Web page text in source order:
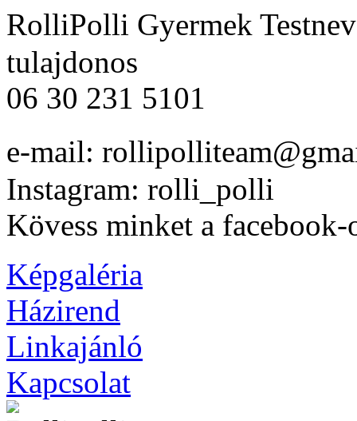
RolliPolli Gyermek
tulajdonos
06 30 231 5101
e-mail:
Instagram: rolli_polli
Kövess minket a facebook-
Képgaléria
Házirend
Linkajánló
Kapcsolat